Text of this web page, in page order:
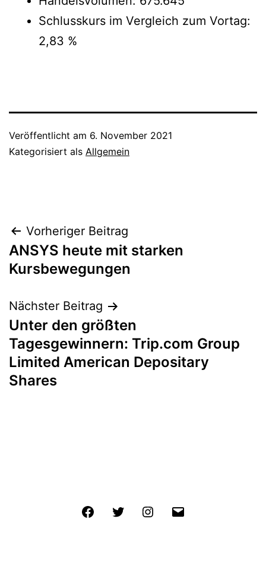
Schlusskurs im Vergleich zum Vortag:
2,83 %
Veröffentlicht am 6. November 2021
Kategorisiert als Allgemein
Beitragsnavigation
Vorheriger Beitrag
ANSYS heute mit starken
Kursbewegungen
Nächster Beitrag
Unter den größten
Tagesgewinnern: Trip.com Group
Limited American Depositary
Shares
FacebookTwitter Instagram